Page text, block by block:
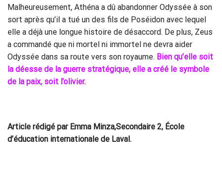
Malheureusement, Athéna a dû abandonner Odyssée à son
sort après qu’il a tué un des fils de Poséidon avec lequel
elle a déjà une longue histoire de désaccord. De plus, Zeus
a commandé que ni mortel ni immortel ne devra aider
Odyssée dans sa route vers son royaume. Bien qu’elle soit
la déesse de la guerre stratégique, elle a créé le symbole
de la paix, soit l’olivier.
Article rédigé par Emma Minza,Secondaire 2, École
d’éducation internationale de Laval.